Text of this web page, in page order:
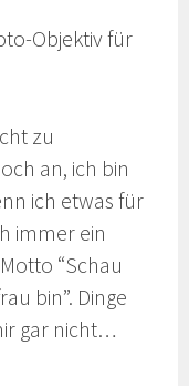
Objektiv für
zu
an, ich bin
ich etwas für
immer ein
“Schau
bin”. Dinge
gar nicht…